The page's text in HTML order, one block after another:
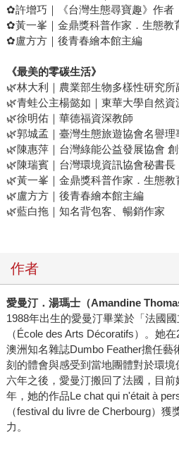
✿許增巧｜《台灣生態尋寶趣》作者
✿黃一峯｜金鼎獎科普作家．生態教
✿盧方方｜後青春繪本館主編
《最美的零碳生活》
🌿林大利｜農業部生物多樣性研究所
🌿青蛙公主楊懿如｜東華大學自然
🌿徐明佑｜華德福資深教師
🌿郭城孟｜臺灣生態旅遊協會名譽理
🌿陳惠萍｜台灣綠能公益發展協會
🌿陳瑞賓｜台灣環境資訊協會秘書長
🌿黃一峯｜金鼎獎科普作家．生態教
🌿盧方方｜後青春繪本館主編
🌿藍白拖｜知名背包客、暢銷作家
作者
愛曼汀．湯瑪士（Amandine
1988年出生的愛曼汀畢業於「法國國
（École des Arts Décoratifs）。她
澳洲知名雜誌Dumbo Feather擔任藝
刻的體會與感受到當地團體對於環
六年之後，愛曼汀搬回了法國，目
年，她的作品Le chat qui n'était à
（festival du livre de Cherbourg）
力。